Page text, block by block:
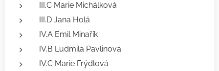
III.C Marie Michálková
III.D Jana Holá
IV.A Emil Minařík
IV.B Ludmila Pavlinová
IV.C Marie Frýdlová